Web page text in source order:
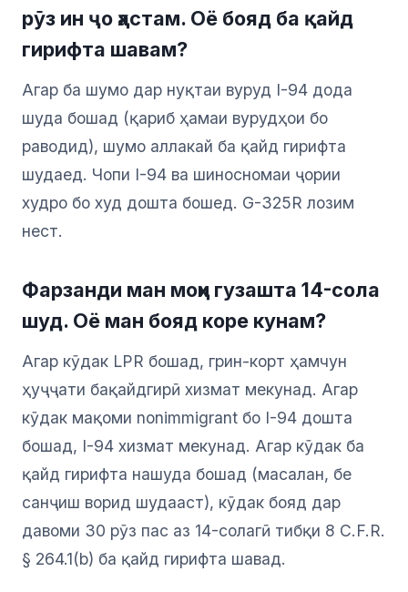
рӯз ин ҷо ҳастам. Оё бояд ба қайд
гирифта шавам?
Агар ба шумо дар нуқтаи вуруд I-94 дода
шуда бошад (қариб ҳамаи вурудҳои бо
раводид), шумо аллакай ба қайд гирифта
шудаед. Чопи I-94 ва шиносномаи ҷории
худро бо худ дошта бошед. G-325R лозим
нест.
Фарзанди ман моҳи гузашта 14-сола
шуд. Оё ман бояд коре кунам?
Агар кӯдак LPR бошад, грин-корт ҳамчун
ҳуҷҷати бақайдгирӣ хизмат мекунад. Агар
кӯдак мақоми nonimmigrant бо I-94 дошта
бошад, I-94 хизмат мекунад. Агар кӯдак ба
қайд гирифта нашуда бошад (масалан, бе
санҷиш ворид шудааст), кӯдак бояд дар
давоми 30 рӯз пас аз 14-солагӣ тибқи 8 C.F.R.
§ 264.1(b) ба қайд гирифта шавад.